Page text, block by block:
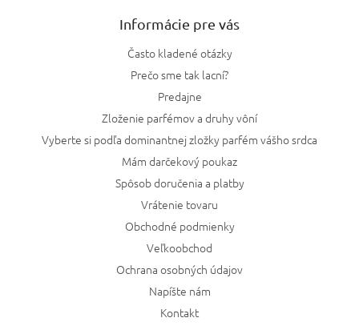
Informácie pre vás
Často kladené otázky
Prečo sme tak lacní?
Predajne
Zloženie parfémov a druhy vôní
Vyberte si podľa dominantnej zložky parfém vášho srdca
Mám darčekový poukaz
Spôsob doručenia a platby
Vrátenie tovaru
Obchodné podmienky
Veľkoobchod
Ochrana osobných údajov
Napíšte nám
Kontakt